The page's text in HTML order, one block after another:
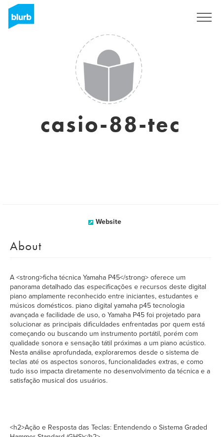
casio-88-tec
Website
About
A <strong>ficha técnica Yamaha P45</strong> oferece um
panorama detalhado das especificações e recursos deste digital
piano amplamente reconhecido entre iniciantes, estudantes e
músicos domésticos. piano digital yamaha p45 tecnologia
avançada e facilidade de uso, o Yamaha P45 foi projetado para
solucionar as principais dificuldades enfrentadas por quem está
começando ou buscando um instrumento portátil, porém com
qualidade sonora e sensação tátil próximas a um piano acústico.
Nesta análise aprofundada, exploraremos desde o sistema de
teclas até os aspectos sonoros, funcionalidades extras, e como
tudo isso impacta diretamente no desenvolvimento da técnica e a
satisfação musical dos usuários.
<h2>Ação e Resposta das Teclas: Entendendo o Sistema Graded